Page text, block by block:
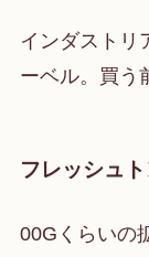
インダストリ
ーベル。買う
フレッシュト
00Gくらいの